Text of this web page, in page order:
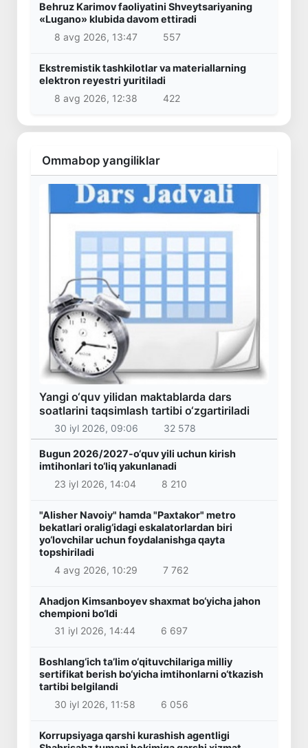
Behruz Karimov faoliyatini Shveytsariyaning
«Lugano» klubida davom ettiradi
8 avg 2026, 13:47
557
Ekstremistik tashkilotlar va materiallarning
elektron reyestri yuritiladi
8 avg 2026, 12:38
422
Ommabop yangiliklar
Yangi o‘quv yilidan maktablarda dars
soatlarini taqsimlash tartibi o‘zgartiriladi
30 iyl 2026, 09:06 32 578
Bugun 2026/2027-o‘quv yili uchun kirish
imtihonlari to‘liq yakunlanadi
23 iyl 2026, 14:04
8 210
"Alisher Navoiy" hamda "Paxtakor" metro
bekatlari oralig‘idagi eskalatorlardan biri
yo‘lovchilar uchun foydalanishga qayta
topshiriladi
4 avg 2026, 10:29
7 762
Ahadjon Kimsanboyev shaxmat bo‘yicha jahon
chempioni bo‘ldi
31 iyl 2026, 14:44
6 697
Boshlang‘ich ta’lim o‘qituvchilariga milliy
sertifikat berish bo‘yicha imtihonlarni o‘tkazish
tartibi belgilandi
30 iyl 2026, 11:58
6 056
Korrupsiyaga qarshi kurashish agentligi